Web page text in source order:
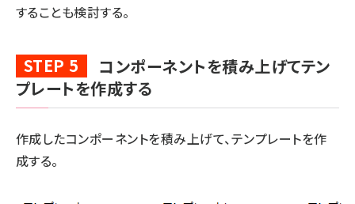
することも検討する。
STEP 5
コンポーネントを積み上げてテン
プレートを作成する
作成したコンポーネントを積み上げて、テンプレートを作
成する。